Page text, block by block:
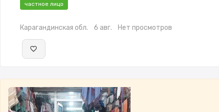
частное лицо
Карагандинская обл. 6 авг. Нет просмотров